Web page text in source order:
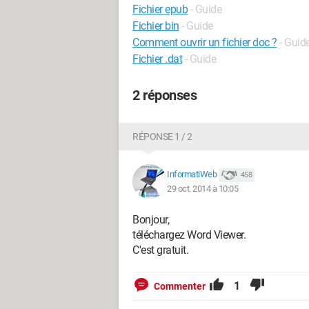
Fichier epub - Guide
Fichier bin - Guide
Comment ouvrir un fichier doc ? -
Fichier .dat - Guide
2 réponses
RÉPONSE 1 / 2
InformatiWeb 458
29 oct. 2014 à 10:05
Bonjour,
téléchargez Word Viewer.
C'est gratuit.
Commenter 1